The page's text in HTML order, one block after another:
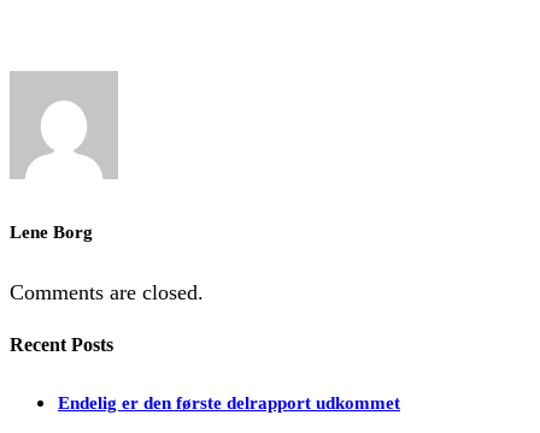
Lene Borg
Comments are closed.
Recent Posts
Endelig er den første delrapport udkommet